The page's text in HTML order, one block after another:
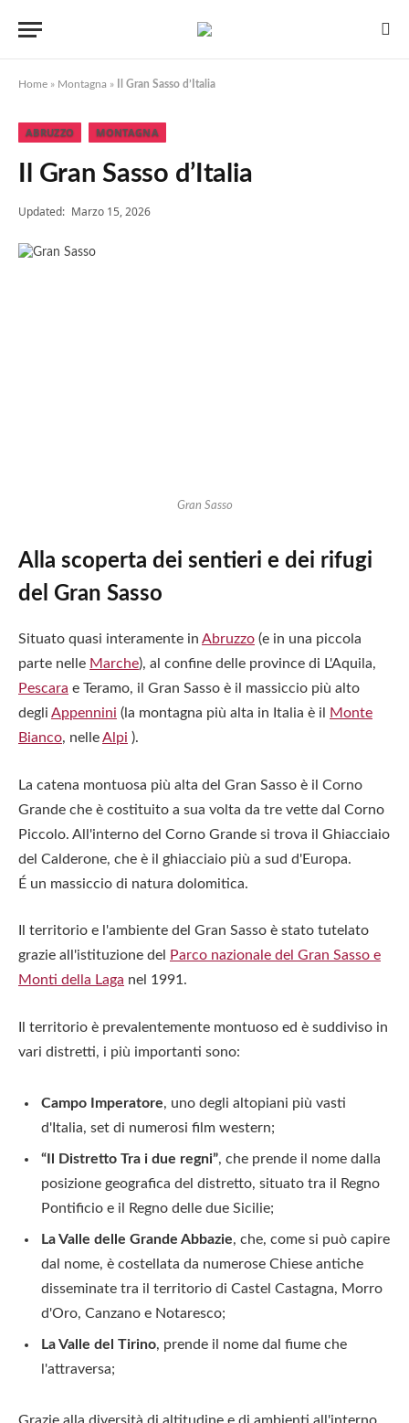
Home » Montagna » Il Gran Sasso d’Italia
ABRUZZO MONTAGNA
Il Gran Sasso d’Italia
Updated: Marzo 15, 2026
Gran Sasso
Alla scoperta dei sentieri e dei rifugi
del Gran Sasso
Situato quasi interamente in Abruzzo (e in una piccola
parte nelle Marche), al confine delle province di L'Aquila,
Pescara e Teramo, il Gran Sasso è il massiccio più alto
degli Appennini (la montagna più alta in Italia è il
Monte
Bianco, nelleAlpi ).
La catena montuosa più alta del Gran Sasso è il Corno
Grande che è costituito a sua volta da tre vette dal Corno
Piccolo. All'interno del Corno Grande si trova il Ghiacciaio
del Calderone, che è il ghiacciaio più a sud d'Europa.
É un massiccio di natura dolomitica.
Il territorio e l'ambiente del Gran Sasso è stato tutelato
grazie all'istituzione del
Parco nazionale del Gran Sasso e
Monti della Laga nel 1991.
Il territorio è prevalentemente montuoso ed è suddiviso in
vari distretti, i più importanti sono:
Campo Imperatore, uno degli altopiani più vasti
d'Italia, set di numerosi film western;
“Il Distretto Tra i due regni”, che prende il nome dalla
posizione geografica del distretto, situato tra il Regno
Pontificio e il Regno delle due Sicilie;
La Valle delle Grande Abbazie, che, come si può capire
dal nome, è costellata da numerose Chiese antiche
disseminate tra il territorio di Castel Castagna, Morro
d'Oro, Canzano e Notaresco;
La Valle del Tirino, prende il nome dal fiume che
l'attraversa;
Grazie alla diversità di altitudine e di ambienti all'interno